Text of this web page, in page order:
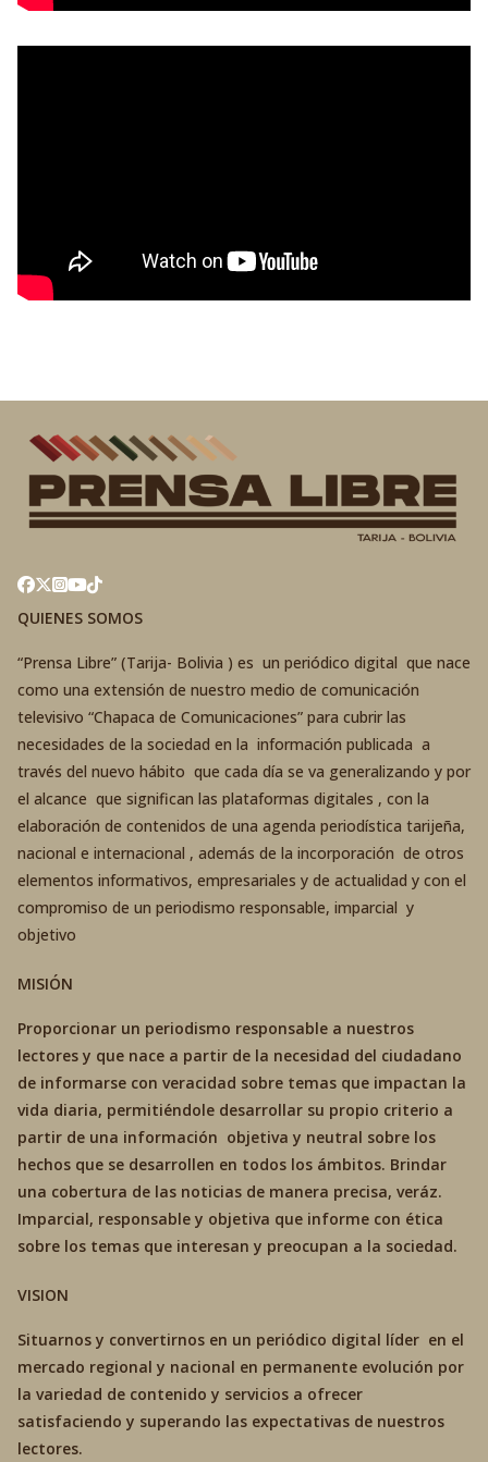
QUIENES SOMOS
“Prensa Libre” (Tarija- Bolivia ) es un periódico digital que nace
como una extensión de nuestro medio de comunicación
televisivo “Chapaca de Comunicaciones” para cubrir las
necesidades de la sociedad en la información publicada a
través del nuevo hábito que cada día se va generalizando y por
el alcance que significan las plataformas digitales , con la
elaboración de contenidos de una agenda periodística tarijeña,
nacional e internacional , además de la incorporación de otros
elementos informativos, empresariales y de actualidad y con el
compromiso de un periodismo responsable, imparcial y
objetivo
MISIÓN
Proporcionar un periodismo responsable a nuestros
lectores y que nace a partir de la necesidad del ciudadano
de informarse con veracidad sobre temas que impactan la
vida diaria, permitiéndole desarrollar su propio criterio a
partir de una información objetiva y neutral sobre los
hechos que se desarrollen en todos los ámbitos. Brindar
una cobertura de las noticias de manera precisa, veráz.
Imparcial, responsable y objetiva que informe con ética
sobre los temas que interesan y preocupan a la sociedad.
VISION
Situarnos y convertirnos en un periódico digital líder en el
mercado regional y nacional en permanente evolución por
la variedad de contenido y servicios a ofrecer
satisfaciendo y superando las expectativas de nuestros
lectores.